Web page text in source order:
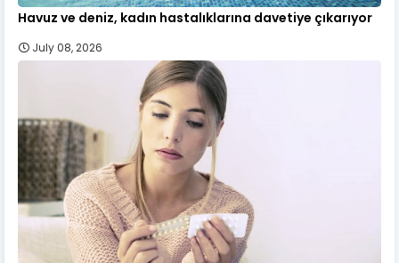
Havuz ve deniz, kadın hastalıklarına davetiye çıkarıyor
July 08, 2026